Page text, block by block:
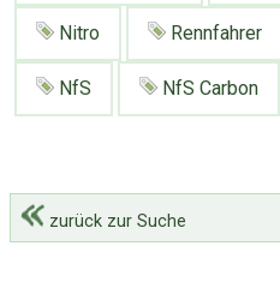
Nitro Rennfahrer
NfS NfS Carbon
zurück zur Suche